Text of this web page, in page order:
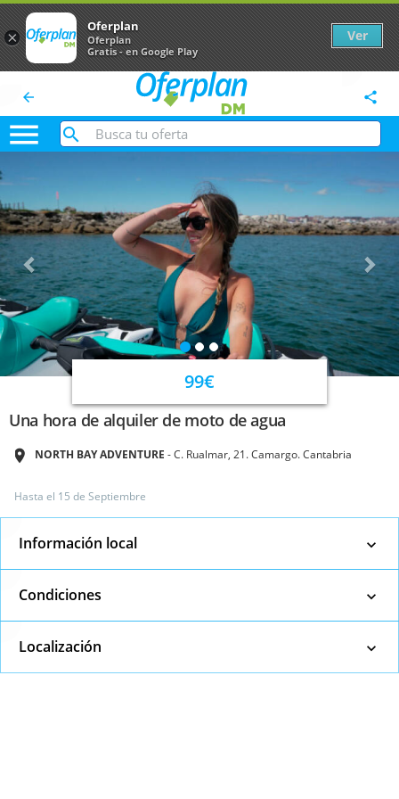
arrow_back share

99€
Una hora de alquiler de moto de agua
NORTH BAY ADVENTURE C. Rualmar, 21. Camargo. Cantabria
Hasta el 15 de Septiembre
Información local
Condiciones
Localización
×
Oferplan
Oferplan
Gratis - en Google Play
Ver